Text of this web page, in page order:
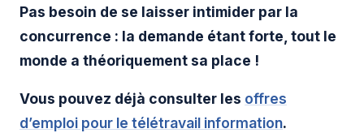
Pas besoin de se laisser intimider par la
concurrence : la demande étant forte, tout le
monde a théoriquement sa place !
Vous pouvez déjà consulter les offres
d’emploi pour le télétravail information.